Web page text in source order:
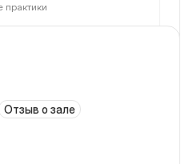
практики
Отзыв о зале